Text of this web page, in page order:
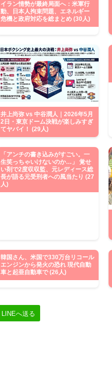
イラン情勢が最終局面へ：米軍行
動、日本人拘束問題、エネルギー
危機と政府対応を総まとめ (30人)
井上尚弥 vs 中谷潤人｜2026年5月
2日・東京ドーム決戦が楽しみすぎ
てヤバイ！ (29人)
「アンチの書き込みがすごい。一
生笑っちゃいけないのか…」 覚せ
い剤で2度収収監、元レディース総
長が語る元受刑者への風当たり (27
人)
韓国さん、米国で330万台リコール
エンジンから発火の恐れ 現代自動
車と起亜自動車で (26人)
LINEへ送る